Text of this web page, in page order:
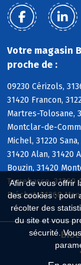
Afin de vous offrir
des cookies : pour
récolter des
du site et vous
sécurité.
Votre magasin
proche de :
09230 Cérizols,
31420 Francon,
Martres-Tolosane,
Montclar-de-
Michel, 31220
31420 Alan, 31420
Bouzin, 31420
Terrebasse, 31360
Fréchet, 31360